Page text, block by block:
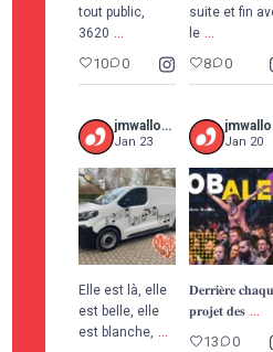
tout public,
3620 ...
10 0
suite et fin
le ...
8 0
jmwalloniebruxelles
Jan 23
Elle est là, elle
est belle, elle
est blanche, ...
Jan 20
𝐃𝐞𝐫𝐫𝐢𝐞̀𝐫𝐞
𝐩𝐫𝐨𝐣𝐞𝐭 𝐝𝐞𝐬 ...
13 0